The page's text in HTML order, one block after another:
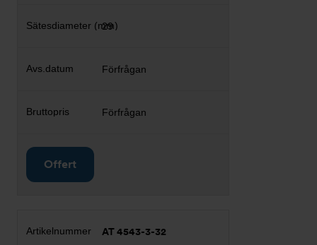
29
Förfrågan
Förfrågan
Offert
AT 4543-3-32